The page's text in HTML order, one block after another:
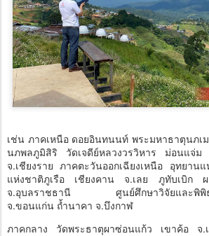
เช่น ภาคเหนือ ดอยอินทนนท์ พระมหาธาตุนภเ
นภพลภูมิสิริ วัดเจดีย์หลวงวรวิหาร ม่อนแจ่ม
จ.เชียงราย ภาคตะวันออกเฉียงเหนือ อุทยาน
แห่งชาติภูเรือ เชียงคาน จ.เลย ภูทับเบิก ผ
จ.อุบลราชธานี ศูนย์ศึกษาวิจัยและพิพิธภั
จ.ขอนแก่น ถ้ำนาคา จ.บึงกาฬ
ภาคกลาง วัดพระธาตุผาซ่อนแก้ว เขาค้อ จ